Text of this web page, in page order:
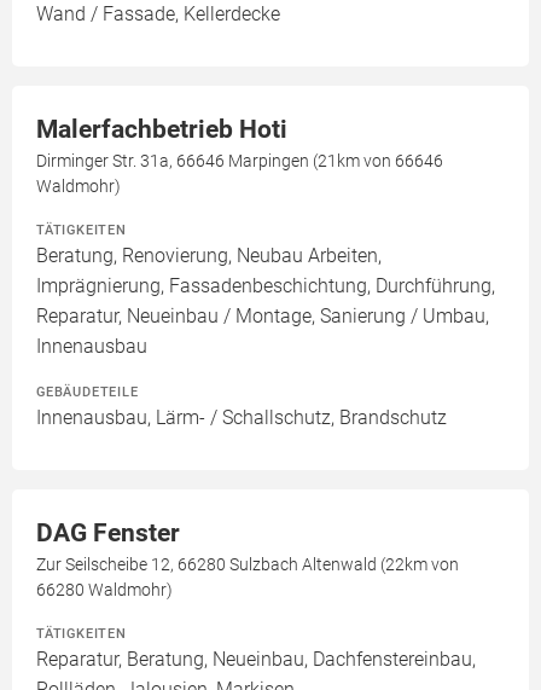
Wand / Fassade, Kellerdecke
Malerfachbetrieb Hoti
Dirminger Str. 31a, 66646 Marpingen (21km von 66646
Waldmohr)
TÄTIGKEITEN
Beratung, Renovierung, Neubau Arbeiten,
Imprägnierung, Fassadenbeschichtung, Durchführung,
Reparatur, Neueinbau / Montage, Sanierung / Umbau,
Innenausbau
GEBÄUDETEILE
Innenausbau, Lärm- / Schallschutz, Brandschutz
DAG Fenster
Zur Seilscheibe 12, 66280 Sulzbach Altenwald (22km von
66280 Waldmohr)
TÄTIGKEITEN
Reparatur, Beratung, Neueinbau, Dachfenstereinbau,